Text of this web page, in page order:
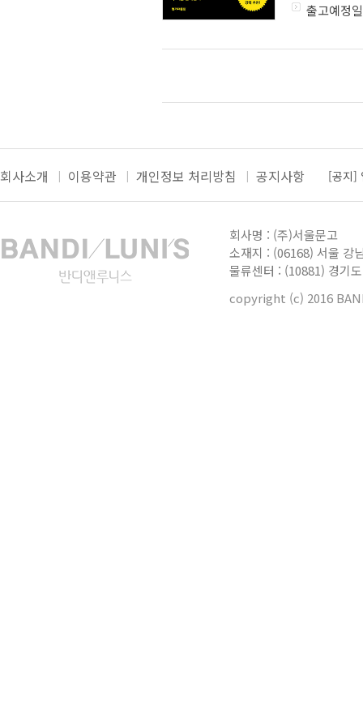
출고예정
회사소개 이용약관 개인정보 처리방침 공지사항
[공지]
[공지]
[공지]
[공지]
더보
회사명 : (주)서울문고
소재지 : (06168) 서울 강
물류센터 : (10881) 경기
copyright (c) 2016